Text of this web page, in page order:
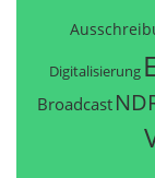
Digitalisierung
Broadcast